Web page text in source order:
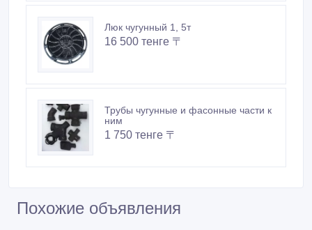
Похожие объявления